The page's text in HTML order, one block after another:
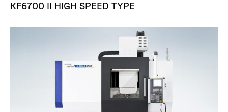
KF6700 II HIGH SPEED TYPE